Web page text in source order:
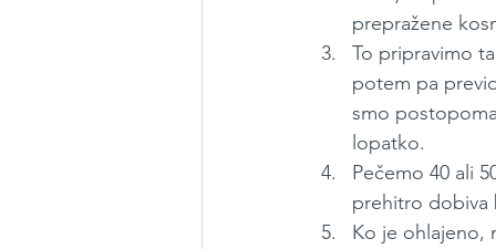
prepražene
To pripravimo
potem pa
smo
lopatko.
Pečemo 40 ali
prehitro dobiva
Ko je ohlajeno,